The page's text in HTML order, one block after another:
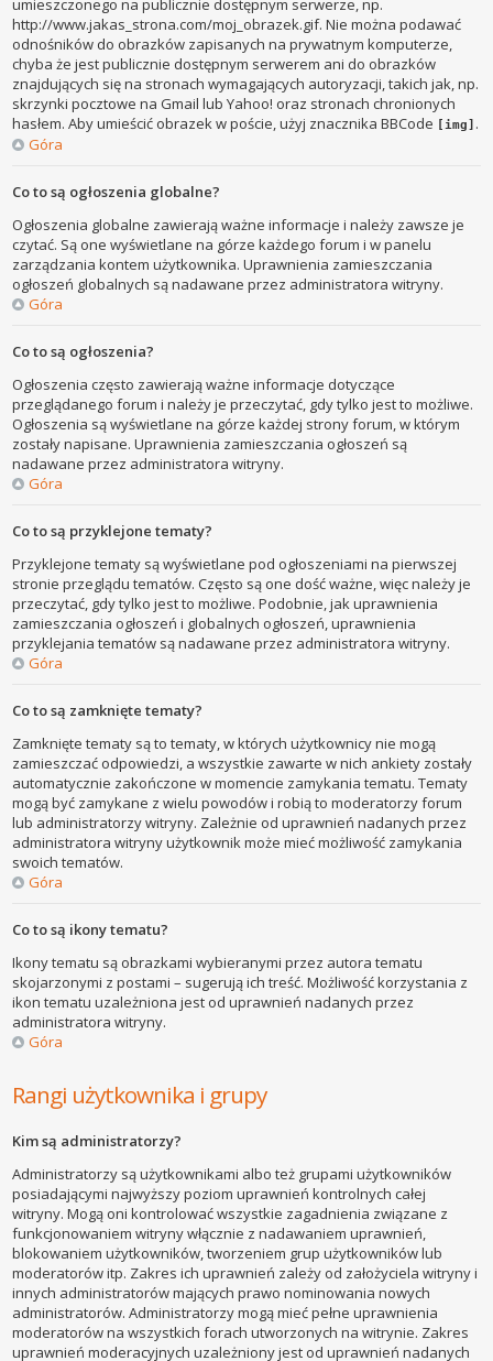
umieszczonego na publicznie dostępnym serwerze, np.
http://www.jakas_strona.com/moj_obrazek.gif. Nie można podawać
odnośników do obrazków zapisanych na prywatnym komputerze,
chyba że jest publicznie dostępnym serwerem ani do obrazków
znajdujących się na stronach wymagających autoryzacji, takich jak, np.
skrzynki pocztowe na Gmail lub Yahoo! oraz stronach chronionych
hasłem. Aby umieścić obrazek w poście, użyj znacznika BBCode [img] .
Góra
Co to są ogłoszenia globalne?
Ogłoszenia globalne zawierają ważne informacje i należy zawsze je
czytać. Są one wyświetlane na górze każdego forum i w panelu
zarządzania kontem użytkownika. Uprawnienia zamieszczania
ogłoszeń globalnych są nadawane przez administratora witryny.
Góra
Co to są ogłoszenia?
Ogłoszenia często zawierają ważne informacje dotyczące
przeglądanego forum i należy je przeczytać, gdy tylko jest to możliwe.
Ogłoszenia są wyświetlane na górze każdej strony forum, w którym
zostały napisane. Uprawnienia zamieszczania ogłoszeń są
nadawane przez administratora witryny.
Góra
Co to są przyklejone tematy?
Przyklejone tematy są wyświetlane pod ogłoszeniami na pierwszej
stronie przeglądu tematów. Często są one dość ważne, więc należy je
przeczytać, gdy tylko jest to możliwe. Podobnie, jak uprawnienia
zamieszczania ogłoszeń i globalnych ogłoszeń, uprawnienia
przyklejania tematów są nadawane przez administratora witryny.
Góra
Co to są zamknięte tematy?
Zamknięte tematy są to tematy, w których użytkownicy nie mogą
zamieszczać odpowiedzi, a wszystkie zawarte w nich ankiety zostały
automatycznie zakończone w momencie zamykania tematu. Tematy
mogą być zamykane z wielu powodów i robią to moderatorzy forum
lub administratorzy witryny. Zależnie od uprawnień nadanych przez
administratora witryny użytkownik może mieć możliwość zamykania
swoich tematów.
Góra
Co to są ikony tematu?
Ikony tematu są obrazkami wybieranymi przez autora tematu
skojarzonymi z postami – sugerują ich treść. Możliwość korzystania z
ikon tematu uzależniona jest od uprawnień nadanych przez
administratora witryny.
Góra
Rangi użytkownika i grupy
Kim są administratorzy?
Administratorzy są użytkownikami albo też grupami użytkowników
posiadającymi najwyższy poziom uprawnień kontrolnych całej
witryny. Mogą oni kontrolować wszystkie zagadnienia związane z
funkcjonowaniem witryny włącznie z nadawaniem uprawnień,
blokowaniem użytkowników, tworzeniem grup użytkowników lub
moderatorów itp. Zakres ich uprawnień zależy od założyciela witryny i
innych administratorów mających prawo nominowania nowych
administratorów. Administratorzy mogą mieć pełne uprawnienia
moderatorów na wszystkich forach utworzonych na witrynie. Zakres
uprawnień moderacyjnych uzależniony jest od uprawnień nadanych